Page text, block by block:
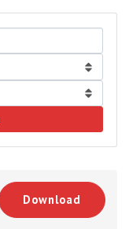
Download